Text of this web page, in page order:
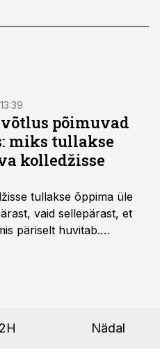
põimuvad
miks tullakse
kolledžisse
tullakse õppima üle
vaid sellepärast, et
päriselt huvitab.
Nädal